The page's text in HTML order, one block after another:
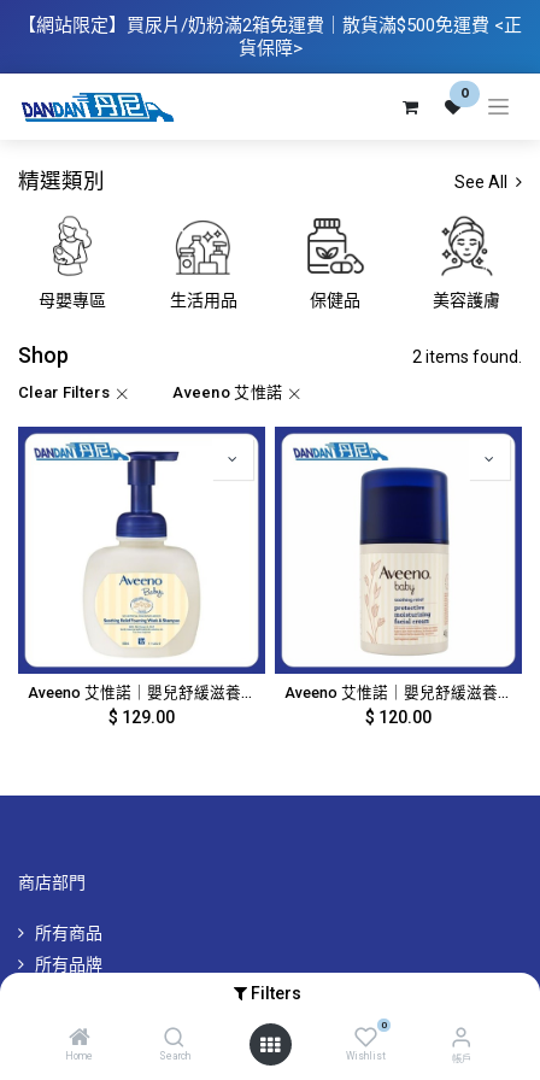
Filters
Home Search
0
Wishlist 帳戶
【網站限定】 買尿片/奶粉滿2箱免運費｜散​貨滿$500免運費 <正
貨保障>
0
精選類別 See All
母嬰專區 生活用品 保健品 美容護膚
Shop 2 items found.
Clear Filters Aveeno 艾惟諾
Aveeno 艾惟諾｜嬰兒舒緩滋養2合1泡沫沐浴洗髮露｜400ML｜978
$ 129.00
Aveeno 艾惟諾｜嬰兒舒緩滋養防護面霜｜48g｜977
$ 120.00
商店部門
所有商品
所有品牌
帳戶及其他資訊